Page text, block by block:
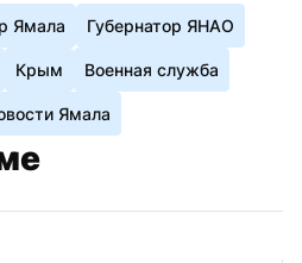
Ямала Губернатор ЯНАО
Крым Военная служба
Ямала